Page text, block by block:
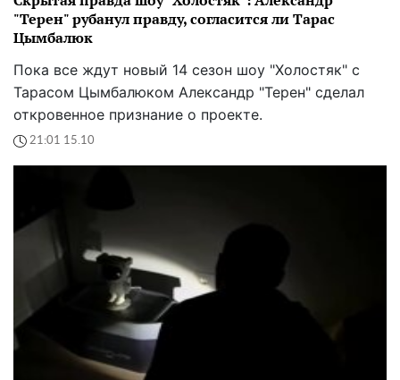
"Терен" рубанул правду, согласится ли Тарас
Цымбалюк
Пока все ждут новый 14 сезон шоу "Холостяк" с
Тарасом Цымбалюком Александр "Терен" сделал
откровенное признание о проекте.
21:01 15.10